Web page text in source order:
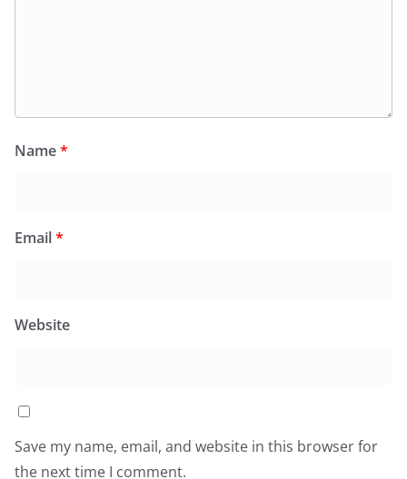
Name*
Email*
Website
Save my name, email, and website in this browser for
the next time I comment.